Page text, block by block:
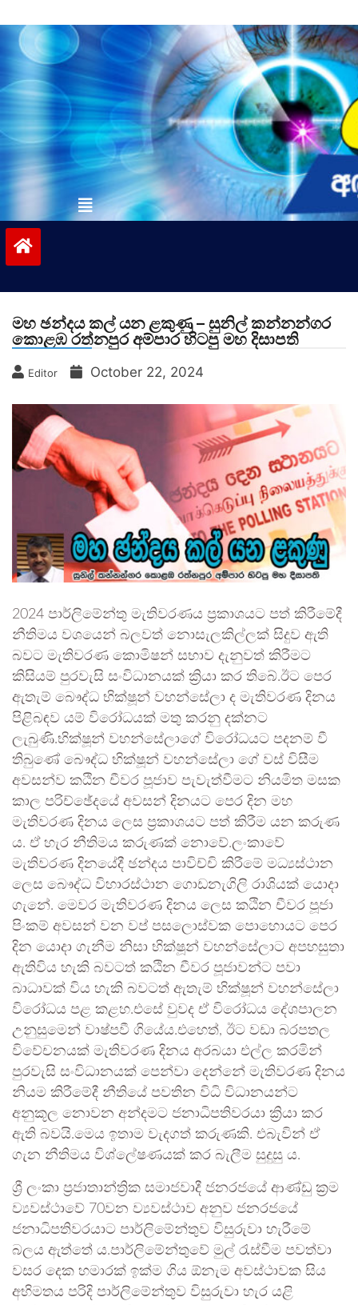
to
contentvinivida.lk
මහ ඡන්දය කල් යන ළකුණු – සුනිල් කන්නන්ගර
කොළඹ රත්නපුර අම්පාර හිටපු මහ දිසාපති
Editor October 22, 2024
2024 පාර්ලිමේන්තු මැතිවරණය ප්‍රකාශයට පත් කිරීමේදී
නීතිමය වශයෙන් බලවත් නොසැලකිල්ලක් සිදුව ඇති
බවට මැතිවරණ කොමිෂන් සභාව දැනුවත් කිරීමට
කිසියම් පුරවැසි සංවිධානයක් ක්‍රියා කර තිබේ.ඊට පෙර
ඇතැම් බෞද්ධ භික්ෂූන් වහන්සේලා ද මැතිවරණ දිනය
පිළිබඳව යම් විරෝධයක් මතු කරනු දක්නට
ලැබුණි.භික්ෂූන් වහන්සේලාගේ විරෝධයට පදනම් වී
තිබුණේ බෞද්ධ භික්ෂූන් වහන්සේලා ගේ වස් විසීම
අවසන්ව කඨින චීවර පූජාව පැවැත්වීමට නියමිත මසක
කාල පරිච්ඡේදයේ අවසන් දිනයට පෙර දින මහ
මැතිවරණ දිනය ලෙස ප්‍රකාශයට පත් කිරීම යන කරුණ
ය. ඒ හැර නීතිමය කරුණක් නොවේ.ලංකාවේ
මැතිවරණ දිනයේදී ඡන්දය පාවිච්චි කිරීමේ මධ්‍යස්ථාන
ලෙස බෞද්ධ විහාරස්ථාන ගොඩනැගිලි රාශියක් යොදා
ගැනේ. මෙවර මැතිවරණ දිනය ලෙස කඨින චීවර පූජා
පිංකම් අවසන් වන වප් පසලොස්වක පොහොයට පෙර
දින යොදා ගැනීම නිසා භික්ෂූන් වහන්සේලාට අපහසුතා
ඇතිවිය හැකි බවටත් කඨින චීවර පූජාවන්ට පවා
බාධාවක් විය හැකි බවටත් ඇතැම් භික්ෂූන් වහන්සේලා
විරෝධය පළ කළහ.එසේ වුවද ඒ විරෝධය දේශපාලන
උනුසුමෙන් වාෂ්පවී ගියේය.එහෙත්, ඊට වඩා බරපතල
විවේචනයක් මැතිවරණ දිනය අරබයා එල්ල කරමින්
පුරවැසි සංවිධානයක් පෙන්වා දෙන්නේ මැතිවරණ දිනය
නියම කිරීමේදී නීතියේ පවතින විධි විධානයන්ට
අනුකූල නොවන අන්දමට ජනාධිපතිවරයා ක්‍රියා කර
ඇති බවයි.මෙය ඉතාම වැදගත් කරුණකි. එබැවින් ඒ
ගැන නීතිමය විශ්ලේෂණයක් කර බැලීම සුදුසු ය.
ශ්‍රී ලංකා ප්‍රජාතාන්ත්‍රික සමාජවාදී ජනරජයේ ආණ්ඩු ක්‍රම
ව්‍යවස්ථාවේ 70වන ව්‍යවස්ථාව අනුව ජනරජයේ
ජනාධිපතිවරයාට පාර්ලිමේන්තුව විසුරුවා හැරීමේ
බලය ඇත්තේ ය.පාර්ලිමේන්තුවේ මුල්‍ රැස්වීම පවත්වා
වසර දෙක හමාරක් ඉක්ම ගිය ඕනැම අවස්ථාවක සිය
අභිමතය පරිදි පාර්ලිමේන්තුව විසුරුවා හැර යළි